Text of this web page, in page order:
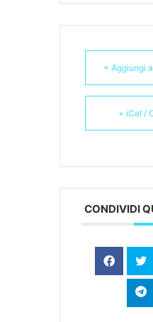
+ Aggiungi
+ iCal /
CONDIVIDI